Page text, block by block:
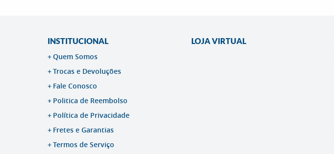
INSTITUCIONAL
Quem Somos
Trocas e Devoluções
Fale Conosco
Politica de Reembolso
Política de Privacidade
Fretes e Garantias
Termos de Serviço
LOJA VIRTUAL